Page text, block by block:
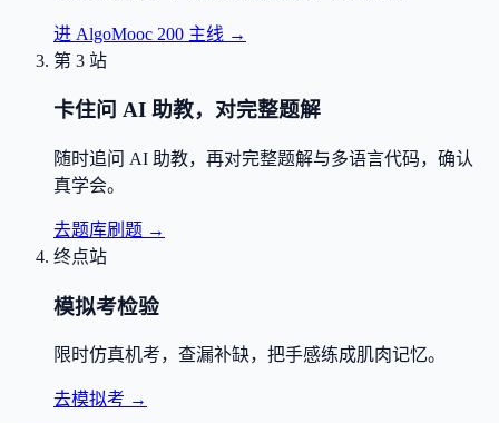
进 AlgoMooc 200 主线 →
第 3 站
卡住问 AI 助教，对完整题解
随时追问 AI 助教，再对完整题解与多语言代码，确认
真学会。
去题库刷题 →
终点站
模拟考检验
限时仿真机考，查漏补缺，把手感练成肌肉记忆。
去模拟考 →